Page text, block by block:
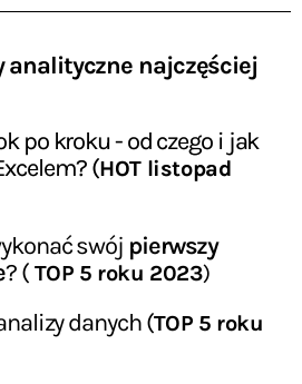
analityczne najczęściej
po kroku - od czego i jak
(HOT listopad
swój pierwszy
? (TOP 5 roku 2023)
danych (TOP 5 roku